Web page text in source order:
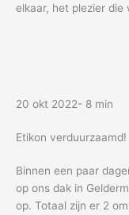
elkaar, het plezier die
20 okt 2022- 8 min
Etikon verduurzaamd!
Binnen een paar
op ons dak in
op. Totaal zijn er 2